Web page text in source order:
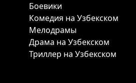
Боевики
Комедия на Узбекском
Мелодрамы
Драма на Узбекском
Триллер на Узбекском